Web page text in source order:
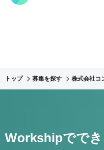
トップ 募集を探す 株式会社コ
Workshipででき